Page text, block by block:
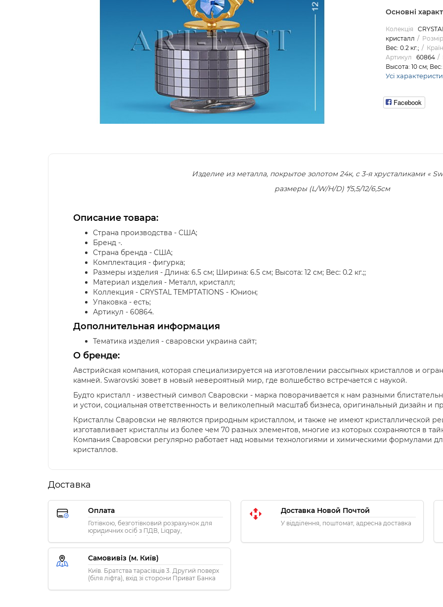
Основні
Колекція
кристалл
Вес: 0.2 кг.;
Артикул
60864
Высота: 10 см; Вес:
Усі
Facebook
Изделие из металла, покрытое золотом 24к, с 3-я хрусталиками «
размеры (L/W/H/D) */5,5/12/6,5см
Описание товара:
Страна производства - США;
Бренд -.
Страна бренда - США;
Комплектация - фигурка;
Размеры изделия - Длина: 6.5 см; Ширина: 6.5 см; Высота: 12 см; Вес: 0.2 кг.;;
Материал изделия - Металл, кристалл;
Коллекция - CRYSTAL TEMPTATIONS - Юнион;
Упаковка - есть;
Артикул - 60864.
Дополнительная информация
Тематика изделия - сваровски украина сайт;
О бренде:
Австрийская компания, которая специализируется на изготовлении рассыпных кристаллов и
камней. Swarovski зовет в новый невероятный мир, где волшебство встречается с наукой.
Будто кристалл - известный символ Сваровски - марка поворачивается к нам разными
и устои, социальная ответственность и великолепный масштаб бизнеса, оригинальный дизайн и
Кристаллы Сваровски не являются природным кристаллом, и также не имеют кристаллической
изготавливает кристаллы из более чем 70 разных элементов, многие из которых сохраняются в
Компания Сваровски регулярно работает над новыми технологиями и химическими формулами
кристаллов.
Доставка
Оплата
Готівкою, безготівковий розрахунок для
юридичних осіб з ПДВ, Liqpay,
Visa/MasterCard, Privat24
Доставка Новой Почтой
У відділення, поштомат, адресна доставка
Самовивіз (м. Київ)
Київ. Братства тарасівців 3. Другий поверх
(біля ліфта), вхід зі сторони Приват Банка